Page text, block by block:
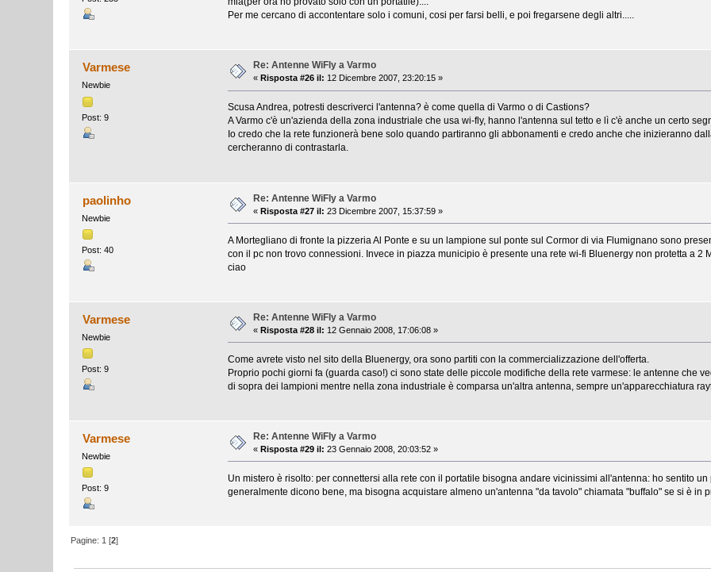
Per me cercano di accontentare solo i comuni, cosi per farsi belli, e poi fregarsene degli altri.....
Varmese
Newbie
Post: 9
Re: Antenne WiFly a Varmo
« Risposta #26 il: 12 Dicembre 2007, 23:20:15 »
Scusa Andrea, potresti descriverci l'antenna? è come quella di Varmo o di Castions?
A Varmo c'è un'azienda della zona industriale che usa wi-fly, hanno l'antenna sul tetto e lì c'è anche un certo
Io credo che la rete funzionerà bene solo quando partiranno gli abbonamenti e credo anche che inizieranno
cercheranno di contrastarla.
paolinho
Newbie
Post: 40
Re: Antenne WiFly a Varmo
«Risposta #27 il: 23 Dicembre 2007, 15:37:59 »
A Mortegliano di fronte la pizzeria Al Ponte e su un lampione sul ponte sul Cormor di via Flumignano sono
con il pc non trovo connessioni. Invece in piazza municipio è presente una rete wi-fi Bluenergy non protetta a 2
ciao
Varmese
Newbie
Post: 9
Re: Antenne WiFly a Varmo
«Risposta #28 il: 12 Gennaio 2008, 17:06:08 »
Come avrete visto nel sito della Bluenergy, ora sono partiti con la commercializzazione dell'offerta.
Proprio pochi giorni fa (guarda caso!) ci sono state delle piccole modifiche della rete varmese: le antenne che
di sopra dei lampioni mentre nella zona industriale è comparsa un'altra antenna, sempre un'apparecchiatura
Varmese
Newbie
Post: 9
Re: Antenne WiFly a Varmo
«Risposta #29 il: 23 Gennaio 2008, 20:03:52 »
Un mistero è risolto: per connettersi alla rete con il portatile bisogna andare vicinissimi all'antenna: ho sentito
generalmente dicono bene, ma bisogna acquistare almeno un'antenna "da tavolo" chiamata "buffalo" se si è in
Pagine: 1 [2]